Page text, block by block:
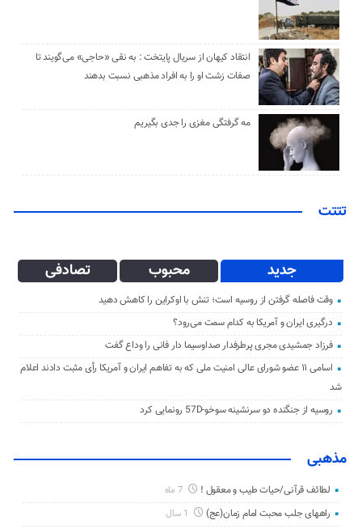
انتقاد کیهان از سریال پایتخت : به نقی «حاجی» می‌گویند تا
صفات زشت او را به افراد مذهبی نسبت بدهند
مه گرفتگی مغزی را جدی بگیریم
تتتت
جدید محبوب تصادفی
وقت فاصله گرفتن از روسیه است؛ تنش با اوکراین را کاهش دهید
درگیری ایران و آمریکا به کدام سمت می‌رود؟
فرزاد جمشیدی مجری پرطرفدار صداوسیما دار فانی را وداع گفت
اسامی ۱۱ عضو شورای عالی امنیت ملی که به تفاهم ایران و آمریکا رأی مثبت دادند اعلام
شد
روسیه از جنگنده دو سرنشینه سوخو-57D رونمایی کرد
مذهبی
لطائف قرآنی/حیات طیب و معقول ! 7 ماه
راههای جلب محبت امام زمان(عج)